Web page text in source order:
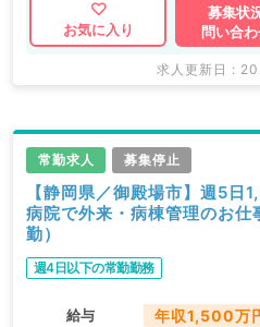
求人はもちろんのこと、 掲
企業系求人も多数扱っていま
お気軽にお問合せ下さい。
お気に入り
募集状
問い合
求人更新日 :
常勤求人 募集停止
【静岡県／御殿場市】週5
病院で外来・病棟管理のお仕
勤）
週4日以下の常勤勤務
給与 年収1,500万